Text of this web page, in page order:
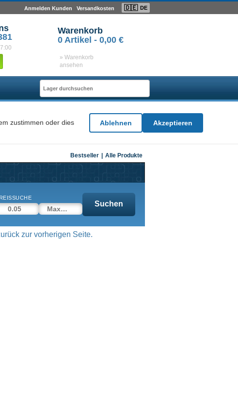
Anmelden Kunden Versandkosten 🇩🇪 DE
Warenkorb
0 Artikel - 0,00 €
» Warenkorb
ansehen
zustimmen oder dies
Ablehnen Akzeptieren
Bestseller Alle Produkte
Suchen
zur vorherigen Seite.